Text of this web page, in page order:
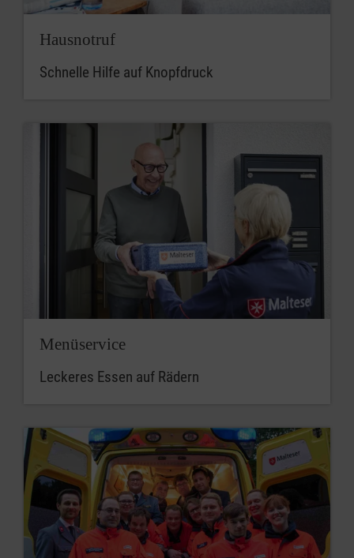
Hausnotruf
Schnelle Hilfe auf Knopfdruck
Menüservice
Leckeres Essen auf Rädern